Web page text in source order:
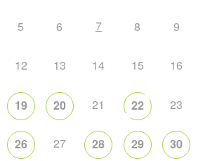
5 6 7 8 9
12 13 14 15 16
19 20 21 22 23
26 27 28 29 30